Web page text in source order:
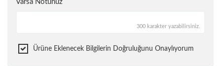
Varsa Notunuz
300 karakter yazabilirsiniz.
Ürüne Eklenecek Bilgilerin Doğruluğunu Onaylıyorum